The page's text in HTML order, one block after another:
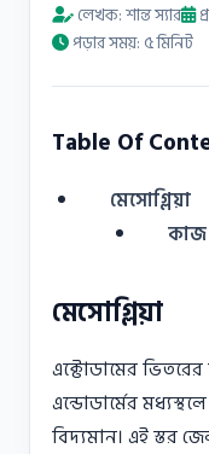
লেখক: শান্ত স্যার
পড়ার সময়: ৫ মিনিট
Table Of
মেসোগ্লিয়া
কাজ
মেসোগ্লিয়া
এক্টোডামের ভিতরের
এন্ডােডার্মের
বিদ্যমান। এই স্তর